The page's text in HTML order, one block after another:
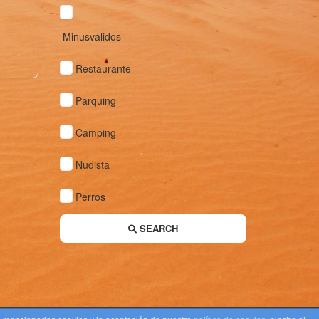
Minusválidos
Restaurante
Parquing
Camping
Nudista
Perros
SEARCH